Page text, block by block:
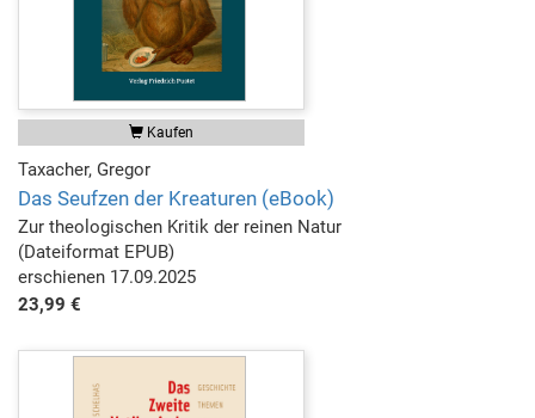
Kaufen
Taxacher, Gregor
Das Seufzen der Kreaturen (eBook)
Zur theologischen Kritik der reinen Natur
(Dateiformat EPUB)
erschienen 17.09.2025
23,99 €